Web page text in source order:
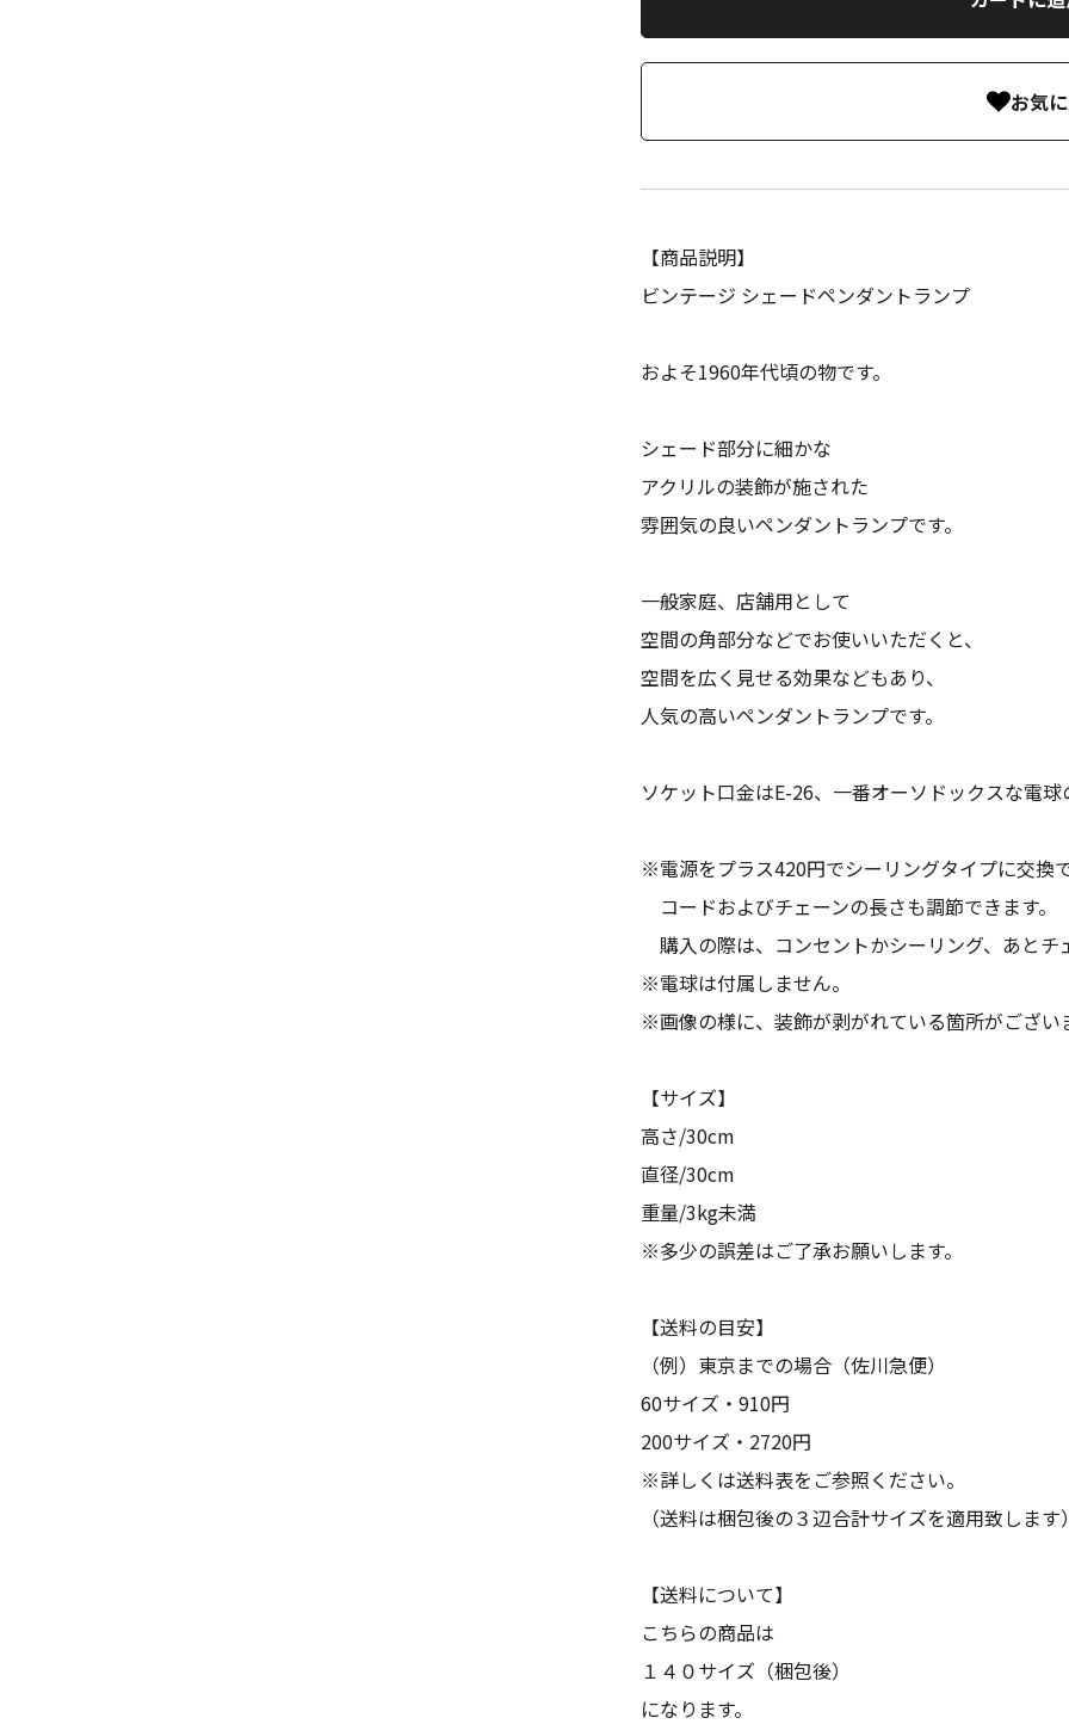
お気
【商品説明】
ビンテージ シェードペンダントランプ
およそ1960年代頃の物です。
シェード部分に細かな
アクリルの装飾が施された
雰囲気の良いペンダントランプです。
一般家庭、店舗用として
空間の角部分などでお使いいただくと、
空間を広く見せる効果などもあり、
人気の高いペンダントランプです。
ソケット口金はE-26、一番オーソドックスな電
※電源をプラス420円でシーリングタイプに交換
コードおよびチェーンの長さも調節できます。
購入の際は、コンセントかシーリング、あとチ
※電球は付属しません。
※画像の様に、装飾が剥がれている箇所がござい
【サイズ】
高さ/30cm
直径/30cm
重量/3kg未満
※多少の誤差はご了承お願いします。
【送料の目安】
（例）東京までの場合（佐川急便）
60サイズ・910円
200サイズ・2720円
※詳しくは送料表をご参照ください。
（送料は梱包後の３辺合計サイズを適用致します
【送料について】
こちらの商品は
１４０サイズ（梱包後）
になります。